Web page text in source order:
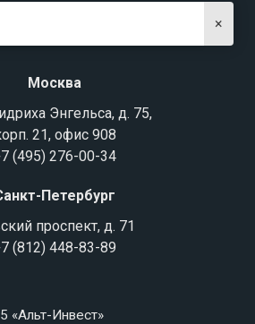
×
Москва
Энгельса, д. 75,
21, офис 908
(495) 276-00-34
Петербург
проспект, д. 71
(812) 448-83-89
«Альт-Инвест»